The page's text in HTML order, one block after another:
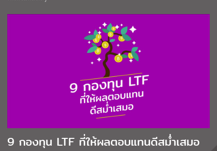
9 กองทุน LTF ที่ให้ผลตอบแทนดีสม่ำเสมอ